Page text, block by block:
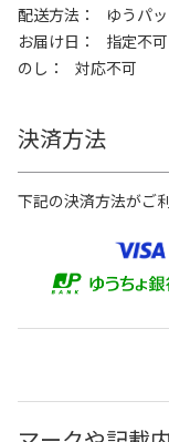
配送方法
ゆうパ
お届け日
指定不可
のし
対応不可
決済方法
下記の決済方法がご